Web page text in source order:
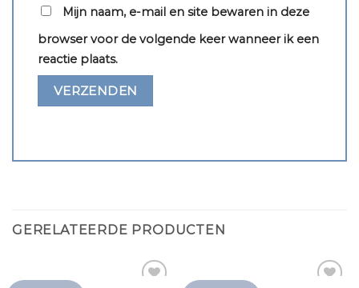
Mijn naam, e-mail en site bewaren in deze
browser voor de volgende keer wanneer ik een
reactie plaats.
GERELATEERDE PRODUCTEN